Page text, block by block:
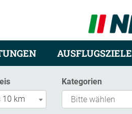
AUSFLUGSZIELE
10 km
Kategorien